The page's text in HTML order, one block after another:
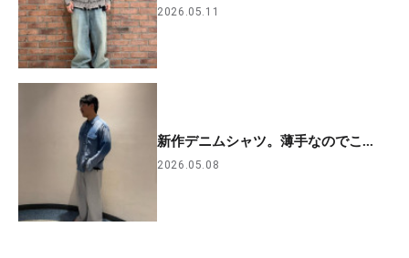
2026.05.11
新作デニムシャツ。薄手なのでこ...
2026.05.08